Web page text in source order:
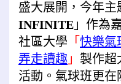
盛大展開，今年主
INFINITE 」作為
社區大學 「 快樂氣
弄走讀趣 」 製作超
活動。氣球班更